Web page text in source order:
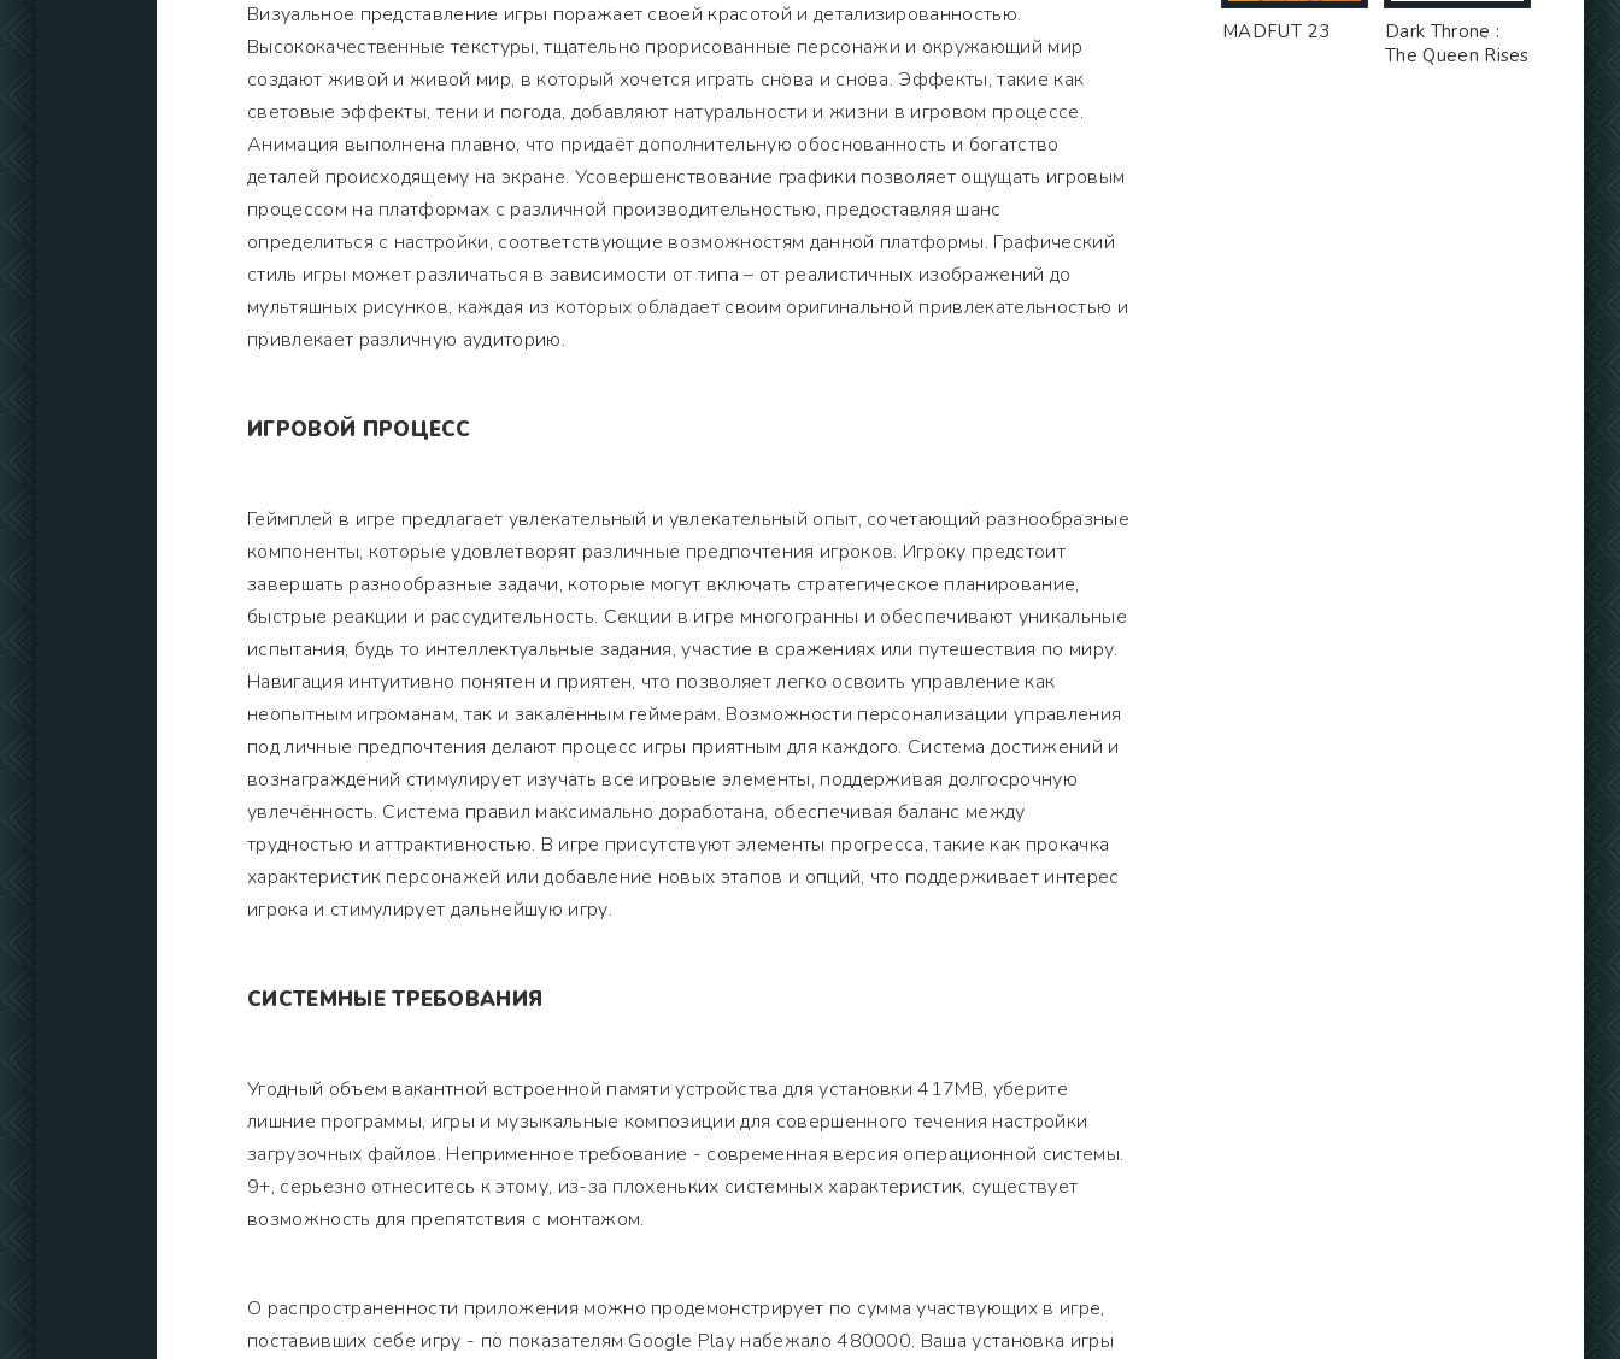
Визуальное представление игры поражает своей красотой и детализированностью.
Высококачественные текстуры, тщательно прорисованные персонажи и окружающий мир
создают живой и живой мир, в который хочется играть снова и снова. Эффекты, такие как
световые эффекты, тени и погода, добавляют натуральности и жизни в игровом процессе.
Анимация выполнена плавно, что придаёт дополнительную обоснованность и богатство
деталей происходящему на экране. Усовершенствование графики позволяет ощущать игровым
процессом на платформах с различной производительностью, предоставляя шанс
определиться с настройки, соответствующие возможностям данной платформы. Графический
стиль игры может различаться в зависимости от типа – от реалистичных изображений до
мультяшных рисунков, каждая из которых обладает своим оригинальной привлекательностью и
привлекает различную аудиторию.
ИГРОВОЙ ПРОЦЕСС
Геймплей в игре предлагает увлекательный и увлекательный опыт, сочетающий разнообразные
компоненты, которые удовлетворят различные предпочтения игроков. Игроку предстоит
завершать разнообразные задачи, которые могут включать стратегическое планирование,
быстрые реакции и рассудительность. Секции в игре многогранны и обеспечивают уникальные
испытания, будь то интеллектуальные задания, участие в сражениях или путешествия по миру.
Навигация интуитивно понятен и приятен, что позволяет легко освоить управление как
неопытным игроманам, так и закалённым геймерам. Возможности персонализации управления
под личные предпочтения делают процесс игры приятным для каждого. Система достижений и
вознаграждений стимулирует изучать все игровые элементы, поддерживая долгосрочную
увлечённость. Система правил максимально доработана, обеспечивая баланс между
трудностью и аттрактивностью. В игре присутствуют элементы прогресса, такие как прокачка
характеристик персонажей или добавление новых этапов и опций, что поддерживает интерес
игрока и стимулирует дальнейшую игру.
СИСТЕМНЫЕ ТРЕБОВАНИЯ
Угодный объем вакантной встроенной памяти устройства для установки 417MB, уберите
лишние программы, игры и музыкальные композиции для совершенного течения настройки
загрузочных файлов. Неприменное требование - современная версия операционной системы.
9+, серьезно отнеситесь к этому, из-за плохеньких системных характеристик, существует
возможность для препятствия с монтажом.
О распространенности приложения можно продемонстрирует по сумма участвующих в игре,
поставивших себе игру - по показателям Google Play набежало 480000. Ваша установка игры
MADFUT 23
Dark Throne :
The Queen Rises